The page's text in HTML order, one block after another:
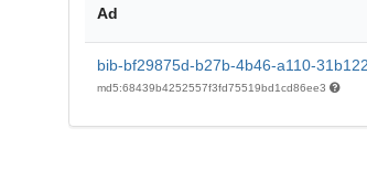
Ad
bib-bf29875d-b27b-4b46-a110-
md5:68439b4252557f3fd75519bd1cd86ee3